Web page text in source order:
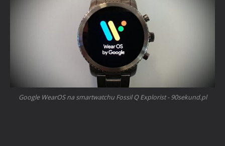
Google WearOS na smartwatchu Fossil Q Explorist - 90sekund.pl